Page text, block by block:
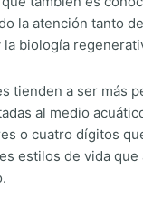
la atención tanto
biología
tienden a ser más
al medio
o cuatro dígitos
estilos de vida que